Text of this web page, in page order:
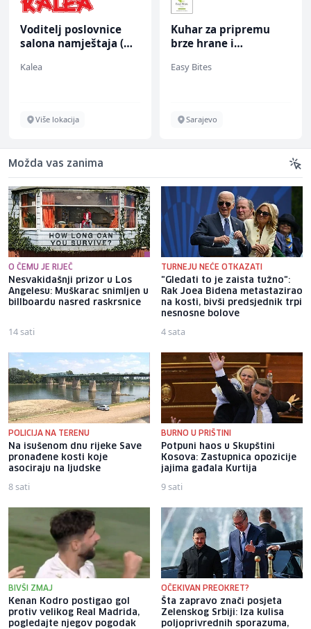
Voditelj poslovnice
salona namještaja (m/
Kalea
Više lokacija
Kuhar za pripremu
brze hrane i
ž)
Easy Bites
Sarajevo
Možda vas zanima
O ČEMU JE RIJEČ
Nesvakidašnji prizor u Los
Angelesu: Muškarac snimljen u
billboardu nasred raskrsnice
14 sati
TURNEJU NEĆE OTKAZATI
"Gledati to je zaista tužno":
Rak Joea Bidena metastazirao
na kosti, bivši predsjednik trpi
nesnosne bolove
4 sata
POLICIJA NA TERENU
Na isušenom dnu rijeke Save
pronađene kosti koje
asociraju na ljudske
8 sati
BURNO U PRIŠTINI
Potpuni haos u Skupštini
Kosova: Zastupnica opozicije
jajima gađala Kurtija
9 sati
BIVŠI ZMAJ
Kenan Kodro postigao gol
protiv velikog Real Madrida,
pogledajte njegov pogodak
OČEKIVAN PREOKRET?
Šta zapravo znači posjeta
Zelenskog Srbiji: Iza kulisa
poljoprivrednih sporazuma,